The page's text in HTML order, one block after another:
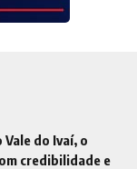
do Ivaí, o
credibilidade e